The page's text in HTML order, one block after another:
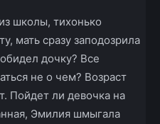
школы, тихонько
мать сразу заподозрила
дочку? Все
не о чем? Возраст
Пойдет ли девочка на
Эмилия шмыгала